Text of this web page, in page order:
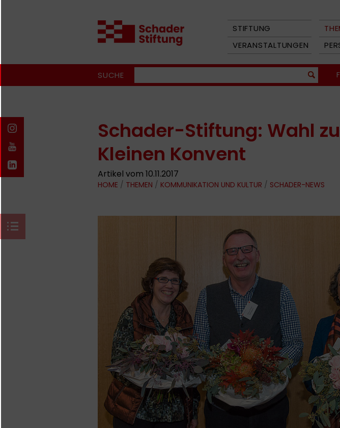
STIFTUNG
VERANSTALTUNGEN
SUCHE
Schader-Stiftung: Wahl
Kleinen Konvent
Artikel vom 10.11.2017
HOME / THEMEN / KOMMUNIKATION UND KULTUR / SCHADER-NEWS